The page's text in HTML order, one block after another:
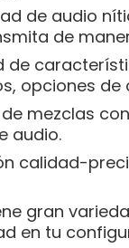
de audio
de
de
opciones de
mezclas
audio.
calidad-
gran
en tu